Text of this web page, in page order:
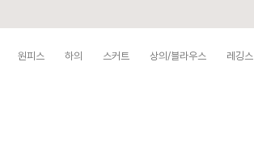
원피스 하의 스커트 상의/블라우스 레깅스